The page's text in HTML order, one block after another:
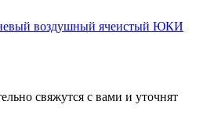
воздушный ячеистый ЮКИ
свяжутся с вами и уточнят